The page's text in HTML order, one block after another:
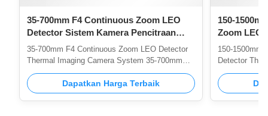
35-700mm F4 Continuous Zoom LEO
Detector Sistem Kamera Pencitraan
Termal
35-700mm F4 Continuous Zoom LEO Detector
Thermal Imaging Camera System 35-700mm
Thermal Imaging System is an advanced MWIR
cooled thermal imager used for long-distance
detection. The highly sensitive MWIR cooled
Dapatkan Harga Terbaik
150-
Zoom LEO
Pencitraan
150-1500mm
Detector
1500mm
advanced
long-